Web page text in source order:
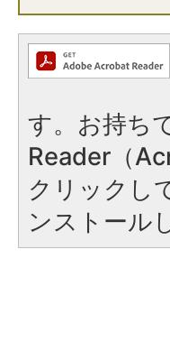
す。お持ち
Reader（
クリックし
ンストール